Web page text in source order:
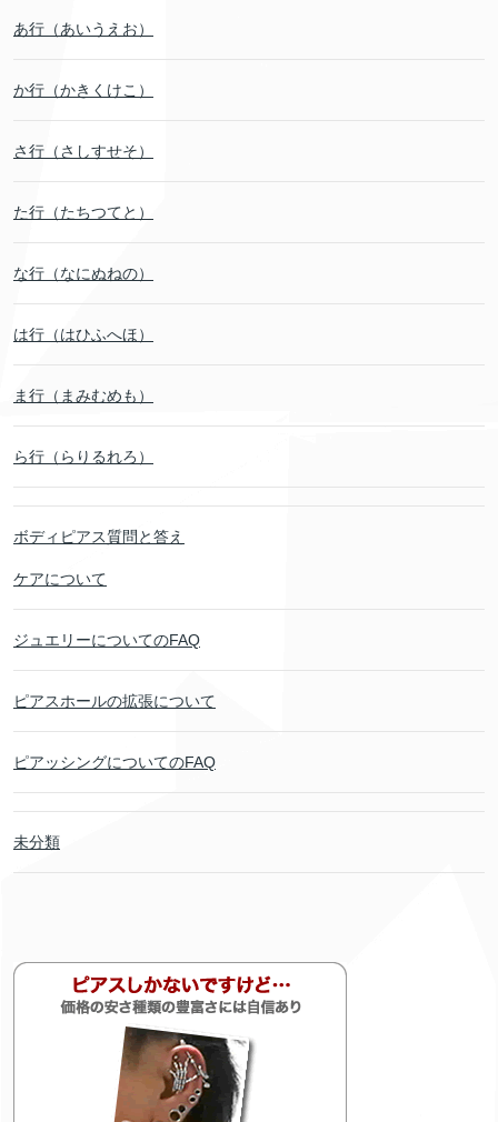
あ行（あいうえお）
か行（かきくけこ）
さ行（さしすせそ）
た行（たちつてと）
な行（なにぬねの）
は行（はひふへほ）
ま行（まみむめも）
ら行（らりるれろ）
ボディピアス質問と答え
ケアについて
ジュエリーについてのFAQ
ピアスホールの拡張について
ピアッシングについてのFAQ
未分類